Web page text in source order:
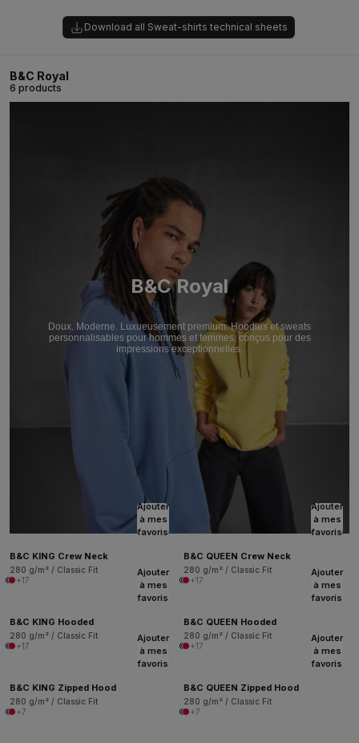
Download all Sweat-shirts technical sheets
B&C Royal
6 products
B&C Royal
Doux. Moderne. Luxueusement premium. Hoodies et sweats
personnalisables pour hommes et femmes, conçus pour des
impressions exceptionnelles.
Ajouter
à mes
favoris
B&C KING Crew Neck
280 g/m² / Classic Fit
+17
Ajouter
à mes
favoris
B&C QUEEN Crew Neck
280 g/m² / Classic Fit
+17
Ajouter
à mes
favoris
B&C KING Hooded
280 g/m² / Classic Fit
+17
Ajouter
à mes
favoris
B&C QUEEN Hooded
280 g/m² / Classic Fit
+17
Ajouter
à mes
favoris
B&C KING Zipped Hood
280 g/m² / Classic Fit
+7
Ajouter
à mes
favoris
B&C QUEEN Zipped Hood
280 g/m² / Classic Fit
+7